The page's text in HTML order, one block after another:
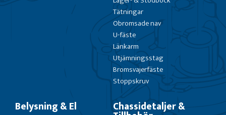
Tätningar
Obromsade nav
U-fäste
Länkarm
Utjämningsstag
Bromsvajerfäste
Stoppskruv
Belysning & El Chassidetaljer &